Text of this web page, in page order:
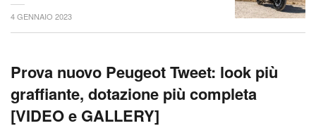
4 GENNAIO 2023
Prova nuovo Peugeot Tweet: look più
graffiante, dotazione più completa
[VIDEO e GALLERY]